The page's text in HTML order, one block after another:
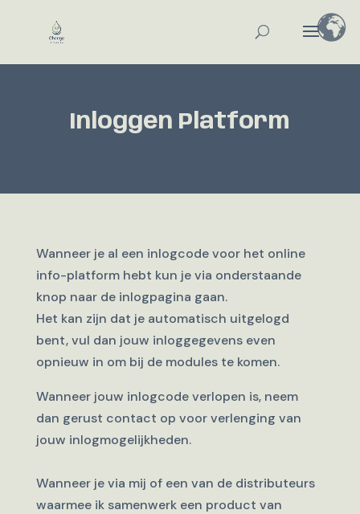
Inloggen Platform
Wanneer je al een inlogcode voor het online
info-platform hebt kun je via onderstaande
knop naar de inlogpagina gaan.
Het kan zijn dat je automatisch uitgelogd
bent, vul dan jouw inloggegevens even
opnieuw in om bij de modules te komen.
Wanneer jouw inlogcode verlopen is, neem
dan gerust contact op voor verlenging van
jouw inlogmogelijkheden.
Wanneer je via mij of een van de distributeurs
waarmee ik samenwerk een product van